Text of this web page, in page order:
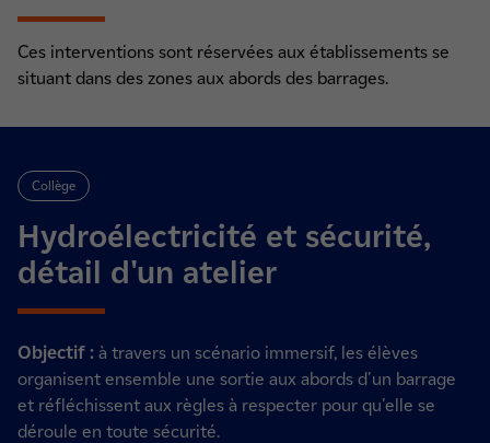
Ces interventions sont réservées aux établissements se
situant dans des zones aux abords des barrages.
Collège
Hydroélectricité et sécurité,
détail d'un atelier
Objectif : à travers un scénario immersif, les élèves
organisent ensemble une sortie aux abords d'un barrage
et réfléchissent aux règles à respecter pour qu'elle se
déroule en toute sécurité.